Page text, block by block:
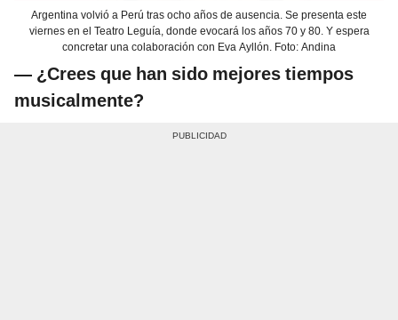
Argentina volvió a Perú tras ocho años de ausencia. Se presenta este
viernes en el Teatro Leguía, donde evocará los años 70 y 80. Y espera
concretar una colaboración con Eva Ayllón. Foto: Andina
— ¿Crees que han sido mejores tiempos
musicalmente?